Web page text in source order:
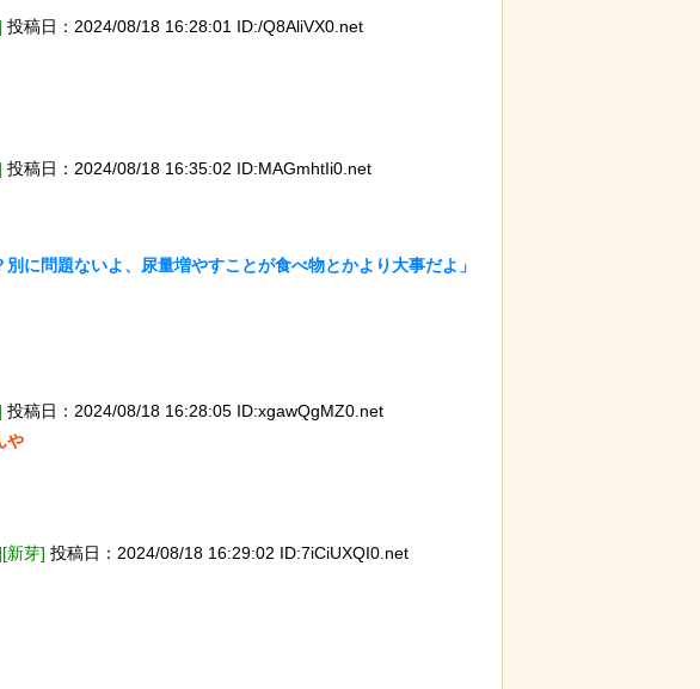
投稿日：2024/08/18 16:28:01 ID:/Q8AliVX0.net
投稿日：2024/08/18 16:35:02 ID:MAGmhtIi0.net
に問題ないよ、尿量増やすことが食べ物とかより大事だよ」
投稿日：2024/08/18 16:28:05 ID:xgawQgMZ0.net
や
新芽] 投稿日：2024/08/18 16:29:02 ID:7iCiUXQI0.net